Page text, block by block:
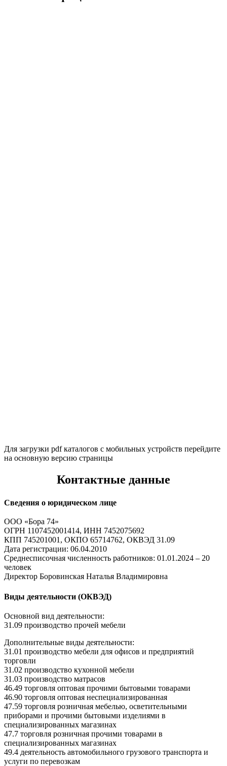
Для загрузки pdf каталогов с мобильных устройств перейдите
на основную версию страницы
Контактные данные
Сведения о юридическом лице
ООО «Бора 74»
ОГРН 1107452001414, ИНН 7452075692
КПП 745201001, ОКПО 65714762, ОКВЭД 31.09
Дата регистрации: 06.04.2010
Среднесписочная численность работников: 01.01.2024 – 20
человек
Директор Боровинская Наталья Владимировна
Виды деятельности (ОКВЭД)
Основной вид деятельности:
31.09 производство прочей мебели
Дополнительные виды деятельности:
31.01 производство мебели для офисов и предприятий
торговли
31.02 производство кухонной мебели
31.03 производство матрасов
46.49 торговля оптовая прочими бытовыми товарами
46.90 торговля оптовая неспециализированная
47.59 торговля розничная мебелью, осветительными
приборами и прочими бытовыми изделиями в
специализированных магазинах
47.7 торговля розничная прочими товарами в
специализированных магазинах
49.4 деятельность автомобильного грузового транспорта и
услуги по перевозкам